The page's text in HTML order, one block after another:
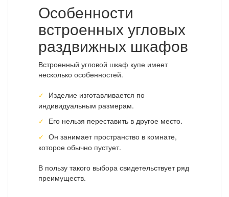
Особенности
встроенных угловых
раздвижных шкафов
Встроенный угловой шкаф купе имеет
несколько особенностей.
Изделие изготавливается по
индивидуальным размерам.
Его нельзя переставить в другое место.
Он занимает пространство в комнате,
которое обычно пустует.
В пользу такого выбора свидетельствует ряд
преимуществ.